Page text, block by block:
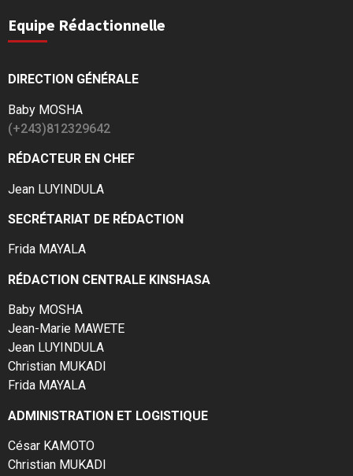
Equipe Rédactionnelle
DIRECTION GÉNÉRALE
Baby MOSHA
(+243)812329642
RÉDACTEUR EN CHEF
Jean LUYINDULA
SECRÉTARIAT DE RÉDACTION
Frida MAYALA
RÉDACTION CENTRALE KINSHASA
Baby MOSHA
Jean-Marie MAWETE
Jean LUYINDULA
Christian MUKADI
Frida MAYALA
ADMINISTRATION ET LOGISTIQUE
César KAMOTO
Christian MUKADI